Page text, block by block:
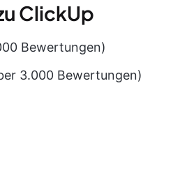
ClickUp
Bewertungen)
3.000 Bewertungen)